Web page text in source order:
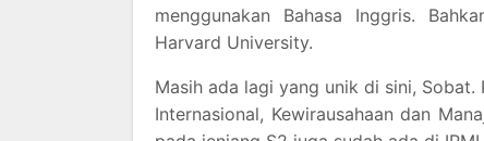
menggunakan Bahasa Inggris.
Harvard University.
Masih ada lagi yang unik di sini,
Internasional, Kewirausahaan dan